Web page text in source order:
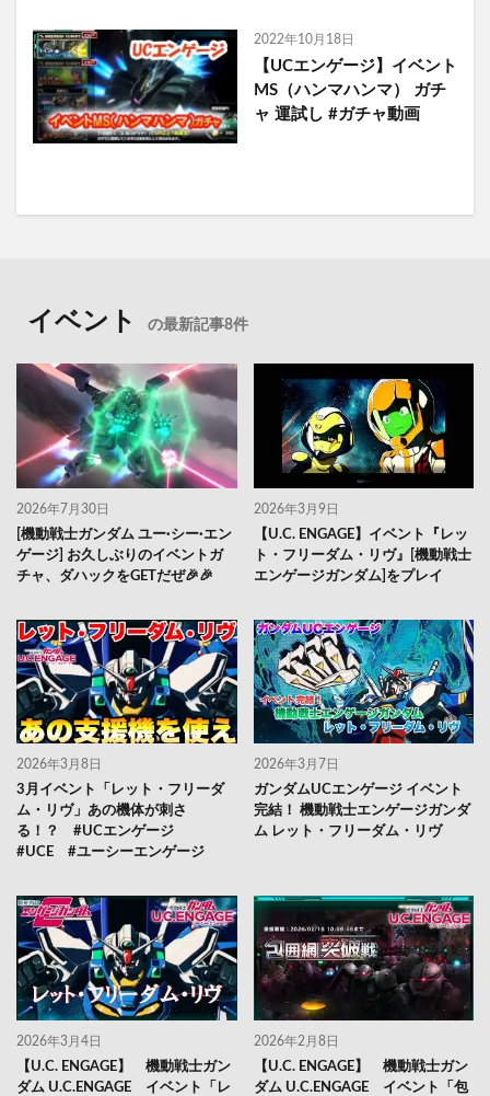
2022年10月18日
【UCエンゲージ】イベント
MS（ハンマハンマ） ガチ
ャ 運試し #ガチャ動画
イベント の最新記事8件
2026年7月30日
[機動戦士ガンダム ユー·シー·エン
ゲージ] お久しぶりのイベントガ
チャ、ダハックをGETだぜ🎉🎉
2026年3月9日
【U.C. ENGAGE】イベント『レッ
ト・フリーダム・リヴ』[機動戦士
エンゲージガンダム]をプレイ
2026年3月8日
3月イベント「レット・フリーダ
ム・リヴ」あの機体が刺さ
る！？ #UCエンゲージ
#UCE #ユーシーエンゲージ
2026年3月7日
ガンダムUCエンゲージ イベント
完結！ 機動戦士エンゲージガンダ
ム レット・フリーダム・リヴ
2026年3月4日
【U.C. ENGAGE】 機動戦士ガン
ダム U.C.ENGAGE イベント「レ
2026年2月8日
【U.C. ENGAGE】 機動戦士ガン
ダム U.C.ENGAGE イベント「包